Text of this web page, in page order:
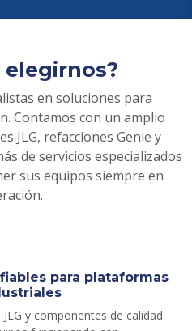
elegirnos?
en soluciones para
Contamos con un amplio
JLG, refacciones Genie y
de servicios especializados
sus equipos siempre en
para plataformas
y componentes de calidad